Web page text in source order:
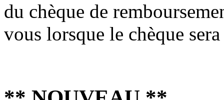
du chèque de
vous lorsque le chèque